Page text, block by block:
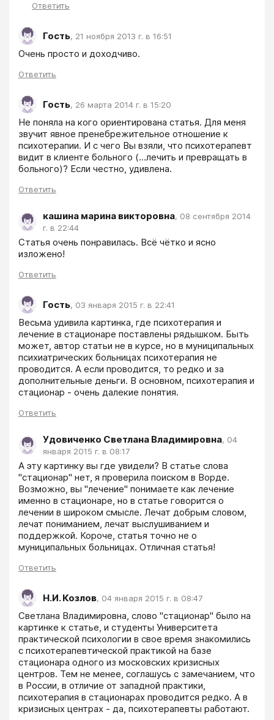
Ответить
Гость, 21 ноября 2013 г. в 16:51
Очень просто и доходчиво.
Ответить
Гость, 26 марта 2014 г. в 15:20
Не поняла на кого ориентирована статья. Для меня
звучит явное пренебрежительное отношение к
психотерапии. И с чего Вы взяли, что психотерапевт
видит в клиенте больного (...лечить и превращать в
больного)? Если честно, удивлена.
Ответить
кашина марина викторовна, 08 сентября 2014
г. в 22:44
Статья очень понравилась. Всё чётко и ясно
изложено!
Ответить
Гость, 03 января 2015 г. в 22:41
Весьма удивила картинка, где психотерапия и
лечение в стационаре поставлены рядышком. Быть
может, автор статьи не в курсе, но в муниципальных
психиатрических больницах психотерапия не
проводится. А если проводится, то редко и за
дополнительные деньги. В основном, психотерапия и
стационар - очень далекие понятия.
Ответить
Удовиченко Светлана Владимировна, 04
января 2015 г. в 08:17
А эту картинку вы где увидели? В статье слова
"стационар" нет, я проверила поиском в Ворде.
Возможно, вы "лечение" понимаете как лечение
именно в стационаре, но в статье говорится о
лечении в широком смысле. Лечат добрым словом,
лечат пониманием, лечат выслушиванием и
поддержкой. Короче, статья точно не о
муниципальных больницах. Отличная статья!
Ответить
Н.И. Козлов, 04 января 2015 г. в 08:47
Светлана Владимировна, слово "стационар" было на
картинке к статье, и студенты Университета
практической психологии в свое время знакомились
с психотерапевтической практикой на базе
стационара одного из московских кризисных
центров. Тем не менее, соглашусь с замечанием, что
в России, в отличие от западной практики,
психотерапия в стационарах проводится редко. А в
кризисных центрах - да, психотерапевты работают.